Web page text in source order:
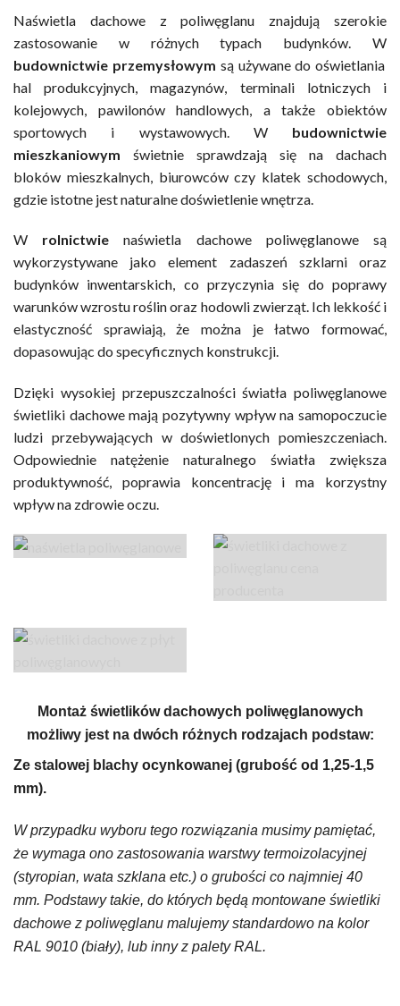
Naświetla dachowe z poliwęglanu znajdują szerokie
zastosowanie w różnych typach budynków. W
budownictwie przemysłowym są używane do oświetlania
hal produkcyjnych, magazynów, terminali lotniczych i
kolejowych, pawilonów handlowych, a także obiektów
sportowych i wystawowych. Wbudownictwie
mieszkaniowym świetnie sprawdzają się na dachach
bloków mieszkalnych, biurowców czy klatek schodowych,
gdzie istotne jest naturalne doświetlenie wnętrza.
W rolnictwie naświetla dachowe poliwęglanowe są
wykorzystywane jako element zadaszeń szklarni oraz
budynków inwentarskich, co przyczynia się do poprawy
warunków wzrostu roślin oraz hodowli zwierząt. Ich lekkość i
elastyczność sprawiają, że można je łatwo formować,
dopasowując do specyficznych konstrukcji.
Dzięki wysokiej przepuszczalności światła poliwęglanowe
świetliki dachowe mają pozytywny wpływ na samopoczucie
ludzi przebywających w doświetlonych pomieszczeniach.
Odpowiednie natężenie naturalnego światła zwiększa
produktywność, poprawia koncentrację i ma korzystny
wpływ na zdrowie oczu.
Montaż świetlików dachowych poliwęglanowych
możliwy jest na dwóch różnych rodzajach podstaw:
Ze stalowej blachy ocynkowanej (grubość od 1,25-1,5
mm).
W przypadku wyboru tego rozwiązania musimy pamiętać,
że wymaga ono zastosowania warstwy termoizolacyjnej
(styropian, wata szklana etc.) o grubości co najmniej 40
mm. Podstawy takie, do których będą montowane świetliki
dachowe z poliwęglanu malujemy standardowo na kolor
RAL 9010 (biały), lub inny z palety RAL.